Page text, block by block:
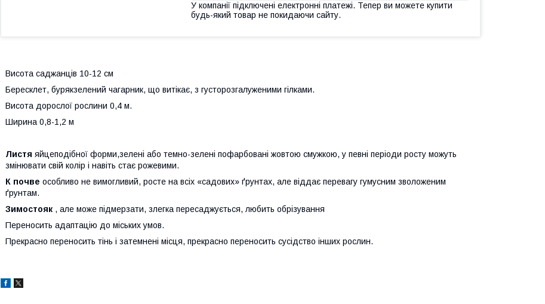
У компанії підключені електронні платежі. Тепер ви можете купити
будь-який товар не покидаючи сайту.
Висота саджанців 10-12 см
Бересклет, бурякзелений чагарник, що витікає, з густорозгалуженими гілками.
Висота дорослої рослини 0,4 м.
Ширина 0,8-1,2 м
Листя яйцеподібної форми,зелені або темно-зелені пофарбовані жовтою смужкою, у певні періоди росту можуть
змінювати свій колір і навіть стає рожевими.
К почве особливо не вимогливий, росте на всіх «садових» ґрунтах, але віддає перевагу гумусним зволоженим
ґрунтам.
Зимостояк , але може підмерзати, злегка пересаджується, любить обрізування
Переносить адаптацію до міських умов.
Прекрасно переносить тінь і затемнені місця, прекрасно переносить сусідство інших рослин.